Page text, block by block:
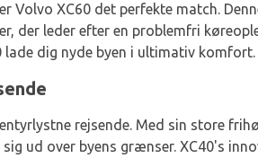
Volvo XC60 det perfekte match.
der leder efter en problemfri
dig nyde byen i ultimativ komfort.
rejsende. Med sin store
ud over byens grænser. XC40's